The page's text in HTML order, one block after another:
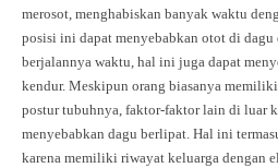
merosot, menghabiskan banyak waktu
posisi ini dapat menyebabkan otot di dagu
berjalannya waktu, hal ini juga dapat
kendur. Meskipun orang biasanya
postur tubuhnya, faktor-faktor lain di luar
menyebabkan dagu berlipat. Hal ini
karena memiliki riwayat keluarga dengan